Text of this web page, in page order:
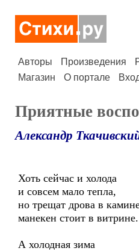
Авторы Произведения
Магазин
О портале
Приятные
Александр
Хоть сейчас и холода
и совсем мало тепла,
но трещат дрова в
манекен стоит в витрине.
А холодная зима